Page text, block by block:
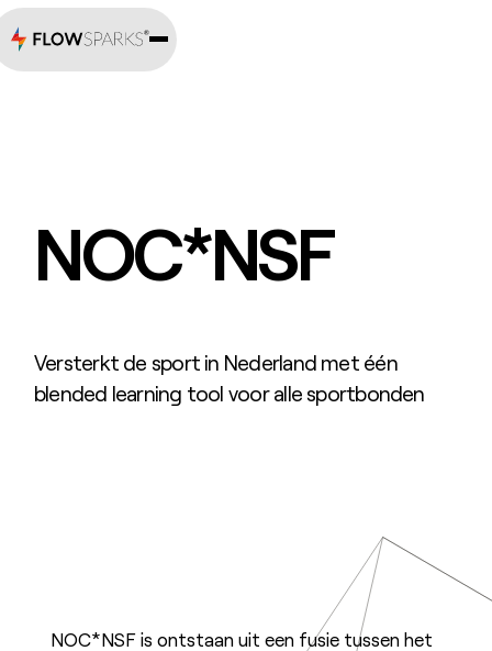
NOC*NSF
Versterkt de sport in Nederland met één
blended learning tool voor alle sportbonden
NOC*NSF is ontstaan uit een fusie tussen het